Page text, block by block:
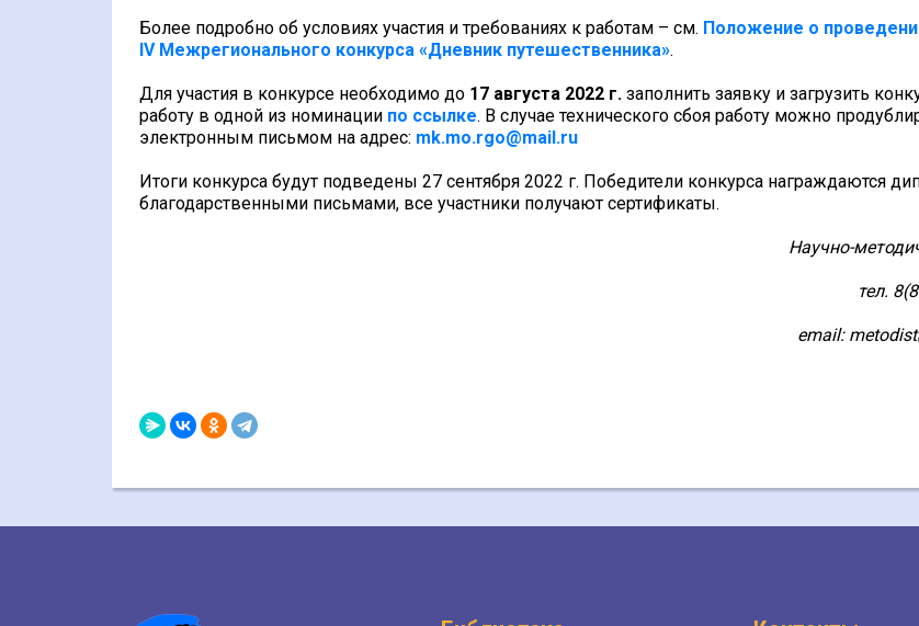
Более подробно об условиях участия и требованиях к работам – см. Положение о
IVМежрегионального конкурса «Дневник путешественника».
Для участия в конкурсе необходимо до 17 августа 2022 г. заполнить заявку и загрузить
работу в одной из номинации по ссылке. В случае технического сбоя работу можно
электронным письмом на адрес: mk.mo.rgo@mail.ru
Итоги конкурса будут подведены 27 сентября 2022 г. Победители конкурса награждаются
благодарственными письмами, все участники получают сертификаты.
Научно-
тел.
email: